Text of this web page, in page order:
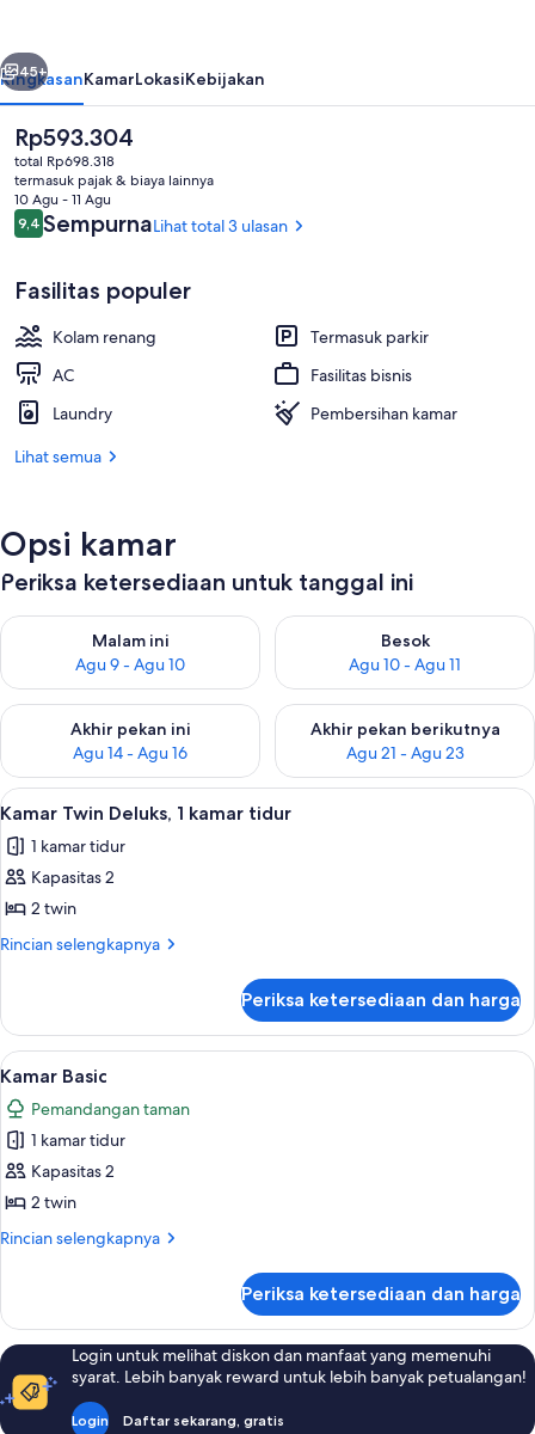
Ekowisata
Berikutnya
45+
RingkasanKamarLokasiKebijakan
Harga
saat
ini
Rp593.304
Rp593.304
total Rp698.318
termasuk pajak & biaya lainnya
10 Agu - 11 Agu
Ulasan
9,49,4 dari 10
SempurnaLihat total 3 ulasan
Fasilitas populer
Kolam renang
Termasuk parkir
AC
Fasilitas bisnis
Laundry
Pembersihan kamar
Lihat semua
Opsi kamar
Periksa ketersediaan untuk tanggal ini
Malam ini
Agu 9 - Agu 10
Periksa ketersediaan untuk malam ini Agu 9 - Agu 10
Besok
Agu 10 - Agu 11
Periksa ketersediaan untuk
Akhir pekan ini
Agu 14 - Agu 16
Periksa ketersediaan untuk akhir pekan ini Agu 14 - Agu 16
Akhir pekan berikutnya
Agu 21 - Agu 23
Periksa ketersediaan untuk
Lihat
semua
foto
untuk
Kamar
Twin
kamar
tidur
Kamar Twin Deluks, 1 kamar tidur |
5
Kamar Twin Deluks, 1 kamar tidur
1 kamar tidur
Kapasitas 2
2 twin
Rincian selengkapnya
Rincian
Kamar
Twin
Deluks,
kamar
tidur
Periksa ketersediaan dan harga
Lihat
semua
foto
untuk
Kamar
Basic
1
Kamar Basic
Pemandangan taman
1 kamar tidur
Kapasitas 2
2 twin
Rincian selengkapnya
Rincian
Kamar
Basic
Periksa ketersediaan dan harga
Login untuk melihat diskon dan manfaat yang memenuhi
syarat. Lebih banyak reward untuk lebih banyak petualangan!
Login Daftar sekarang, gratis